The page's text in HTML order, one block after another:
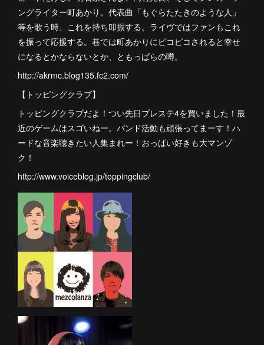
ングライター町あかり。代表曲「もぐらたたきのような人」
等を歌う時、これを持ち叩振する。ライヴではファンもこれ
を振って応援する。巷では町あかりにピコピコされると幸せ
になるとかならないとか、ともっぱらの噂。
http://akrmc.blog135.fc2.com/
【トッピングクラブ】
トッピングクラブだよ！つい先日プレステ4を買いました！最
近のゲームはスゴいねー。バンド活動も頑張ってまーす！ハ
ードな音楽聴きたい人集まれー！おっぱい好きも大マンゾ
ク！
http://www.voiceblog.jp/toppingclub/